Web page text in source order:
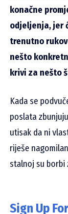
konačne
odjeljenja, jer
trenutno
nešto
krivi za nešto
Kada se
poslata
utisak da ni
riješe
stalnoj su borbi
Sign Up